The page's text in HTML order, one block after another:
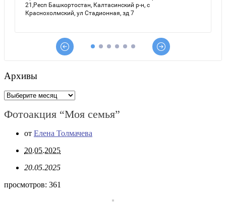
Архивы
Архивы
Фотоакция “Моя семья”
от Елена Толмачева
20.05.2025
20.05.2025
просмотров: 361